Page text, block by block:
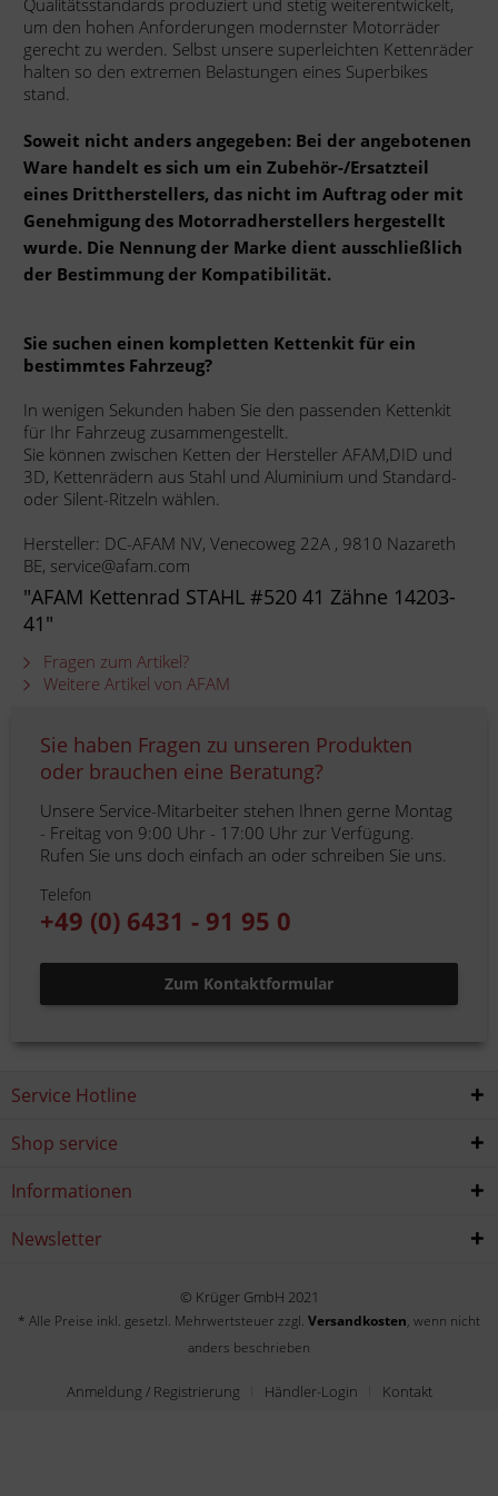
Qualitätsstandards produziert und stetig weiterentwickelt,
um den hohen Anforderungen modernster Motorräder
gerecht zu werden. Selbst unsere superleichten Kettenräder
halten so den extremen Belastungen eines Superbikes
stand.
Soweit nicht anders angegeben: Bei der angebotenen
Ware handelt es sich um ein Zubehör-/Ersatzteil
eines Drittherstellers, das nicht im Auftrag oder mit
Genehmigung des Motorradherstellers hergestellt
wurde. Die Nennung der Marke dient ausschließlich
der Bestimmung der Kompatibilität.
Sie suchen einen kompletten Kettenkit für ein
bestimmtes Fahrzeug?
In wenigen Sekunden haben Sie den passenden Kettenkit
für Ihr Fahrzeug zusammengestellt.
Sie können zwischen Ketten der Hersteller AFAM,DID und
3D, Kettenrädern aus Stahl und Aluminium und Standard-
oder Silent-Ritzeln wählen.
Hersteller: DC-AFAM NV, Venecoweg 22A , 9810 Nazareth
BE, service@afam.com
"AFAM Kettenrad STAHL #520 41 Zähne 14203-
41"
Fragen zum Artikel?
Weitere Artikel von AFAM
Sie haben Fragen zu unseren Produkten
oder brauchen eine Beratung?
Unsere Service-Mitarbeiter stehen Ihnen gerne Montag
- Freitag von 9:00 Uhr - 17:00 Uhr zur Verfügung.
Rufen Sie uns doch einfach an oder schreiben Sie uns.
Telefon
+49 (0) 6431 - 91 95 0
Zum Kontaktformular
Service Hotline
Shop service
Informationen
Newsletter
© Krüger GmbH 2021
* Alle Preise inkl. gesetzl. Mehrwertsteuer zzgl. Versandkosten, wenn nicht
anders beschrieben
Anmeldung / Registrierung Händler-Login Kontakt